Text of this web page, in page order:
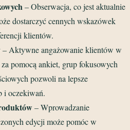
– Obserwacja, co jest aktualnie
dostarczyć cennych wskazówek
klientów.
– Aktywne angażowanie klientów w
pomocą ankiet, grup fokusowych
pozwoli na lepsze
i oczekiwań.
– Wprowadzanie
edycji może pomóc w